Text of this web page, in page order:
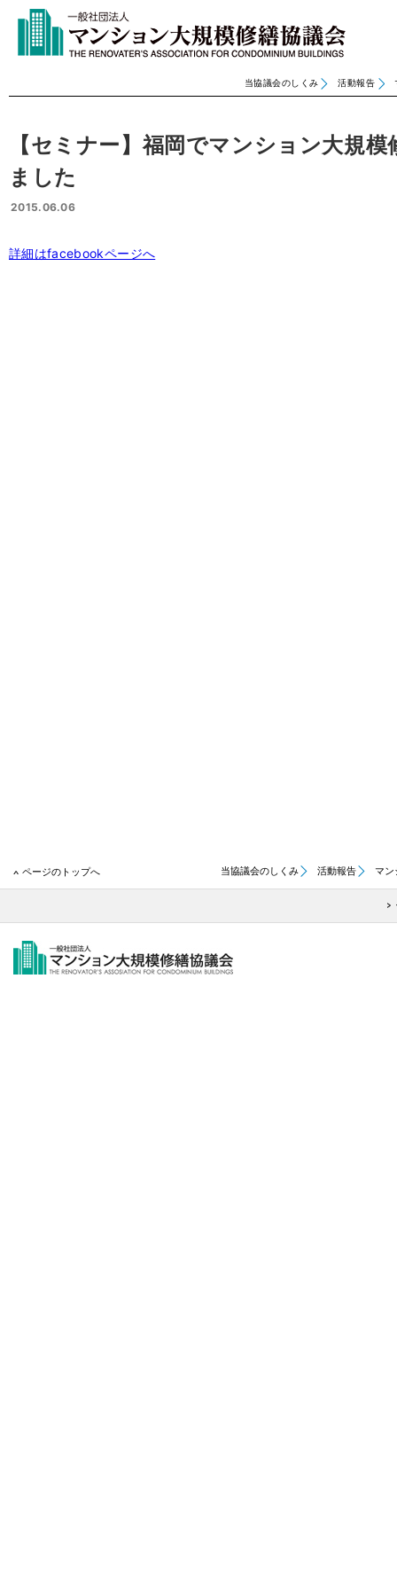
当協議会のしくみ 活動報告
【セミナー】福岡でマンション大規
ました
2015.06.06
詳細はfacebookページへ
ページのトップへ 当協議会のしくみ 活動報告 マン